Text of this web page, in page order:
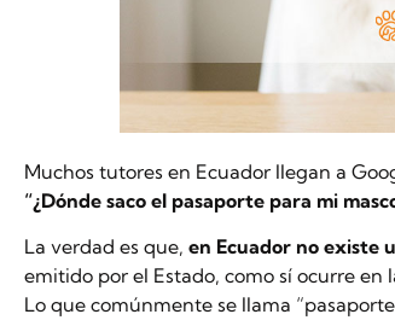
Muchos tutores en Ecuador llegan a
“¿Dónde saco el pasaporte para mi
La verdad es que, en Ecuador no existe
emitido por el Estado, como sí ocurre en
Lo que comúnmente se llama